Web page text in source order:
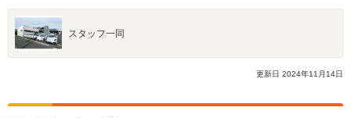
スタッフ一同
更新日 2024年11 月 14日